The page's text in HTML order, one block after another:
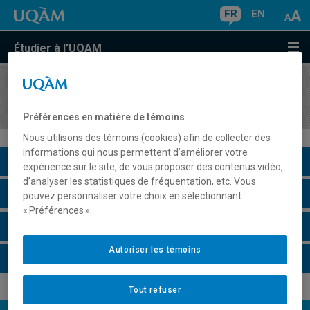
FR EN
Étudier à l'UQAM
COURS//
Description du cours
Horaire - Été 2026
Préférences en matière de témoins
Nous utilisons des témoins (cookies) afin de collecter des
informations qui nous permettent d’améliorer votre
expérience sur le site, de vous proposer des contenus vidéo,
d’analyser les statistiques de fréquentation, etc. Vous
pouvez personnaliser votre choix en sélectionnant
« Préférences ».
Tout refuser
Autoriser les témoins